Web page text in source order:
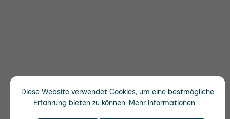
Diese Website verwendet Cookies, um eine bestmögliche
Erfahrung bieten zu können. Mehr Informationen ...